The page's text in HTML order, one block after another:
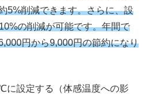
5%削減できます。さらに、設
の削減が可能です。年間で
円から9,000円の節約になり
設定する（体感温度への影